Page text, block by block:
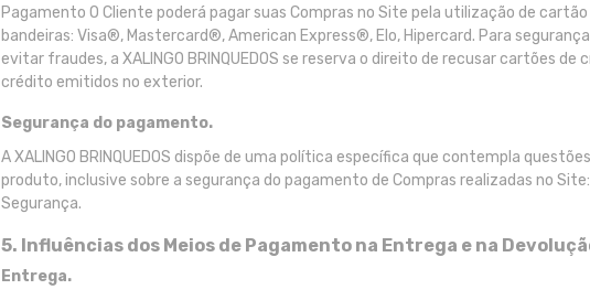
Pagamento O Cliente poderá pagar suas Compras no Site pela utilização de
bandeiras: Visa®, Mastercard®, American Express®, Elo, Hipercard. Para
evitar fraudes, a XALINGO BRINQUEDOS se reserva o direito de recusar cartões
crédito emitidos no exterior.
Segurança do pagamento.
A XALINGO BRINQUEDOS dispõe de uma política específica que contempla
produto, inclusive sobre a segurança do pagamento de Compras realizadas no
Segurança.
5. Influências dos Meios de Pagamento na Entrega e na
Entrega.